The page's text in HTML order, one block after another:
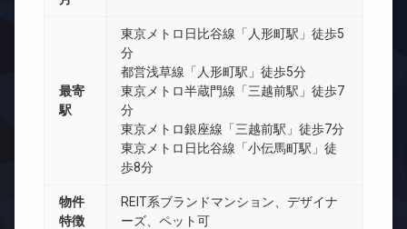
最寄
駅
東京メトロ日比谷線「人形町駅」徒歩5
分
都営浅草線「人形町駅」徒歩5分
東京メトロ半蔵門線「三越前駅」徒歩7
分
東京メトロ銀座線「三越前駅」徒歩7分
東京メトロ日比谷線「小伝馬町駅」徒
歩8分
物件
特徴
REIT系ブランドマンション、デザイナ
ーズ、ペット可